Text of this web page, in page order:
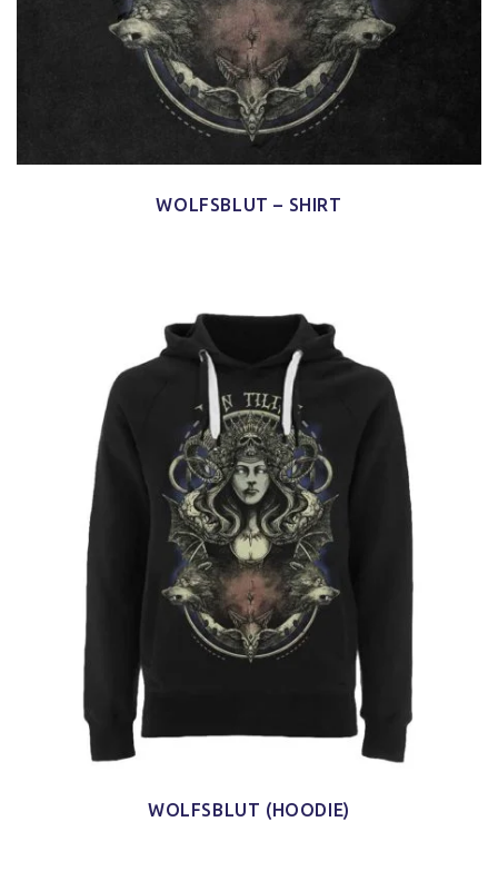
WOLFSBLUT – SHIRT
WOLFSBLUT (HOODIE)